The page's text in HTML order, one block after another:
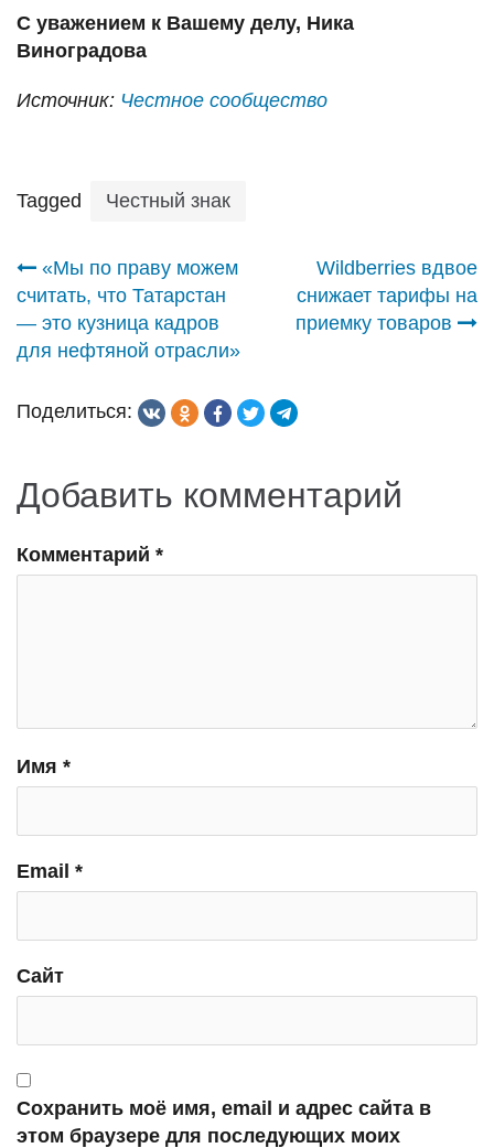
С уважением к Вашему делу, Ника
Виноградова
Источник: Честное сообщество
Tagged Честный знак
Навигация
по
«Мы по праву можем
считать, что Татарстан
— это кузница кадров
для нефтяной отрасли»
Wildberries вдвое
снижает тарифы на
приемку товаров
Поделиться:
Добавить комментарий
Комментарий *
Имя *
Email *
Сайт
Сохранить моё имя, email и адрес сайта в
этом браузере для последующих моих